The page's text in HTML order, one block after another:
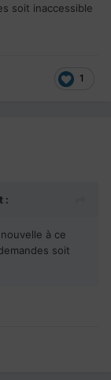
soit inaccessible
1
:
à ce
soit